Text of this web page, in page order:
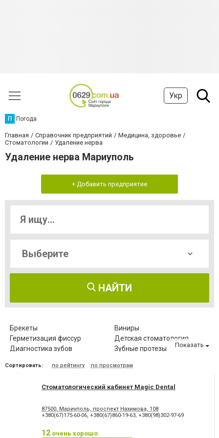
Укр
П Погода
Главная Справочник предприятий
Медицина, здоровье
Стоматологии
Удаление нерва
Удаление нерва Мариуполь
+ Добавить предприятие
НАЙТИ
Брекеты
Виниры
Герметизация фиссур
Детская стоматология
Диагностика зубов
Зубные протезы
Клиновидный дефект зубов
Компьютерная томография
Коронка безметалловая
Коронка
цельнокерамическая
Лазерное отбеливание
стоматологии
Показать
Сортировать: по рейтингу по просмотрам
Стоматологический кабинет Magic Dental
87500, Мариуполь, проспект Нахимова, 108
+380(67)175-60-06, +380(67)860-19-63, +380(98)302-97-69
12 очень хорошо